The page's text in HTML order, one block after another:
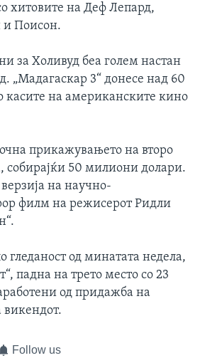
хитовите на Деф Лепард,
и Поисон.
за Холивуд беа голем настан
„Мадагаскар 3“ донесе над 60
на американските кино
прикажувањето на второ
собирајќи 50 милиони долари.
на научно-
филм на режисерот Ридли
гледаност од минатата недела,
падна на трето место со 23
од придажба на
викендот.
Follow us